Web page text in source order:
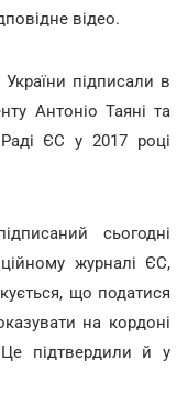
відео.
підписали в
Антоніо Таяні та
ЄС у 2017 році
сьогодні
журналі ЄС,
що податися
на кордоні
підтвердили й у